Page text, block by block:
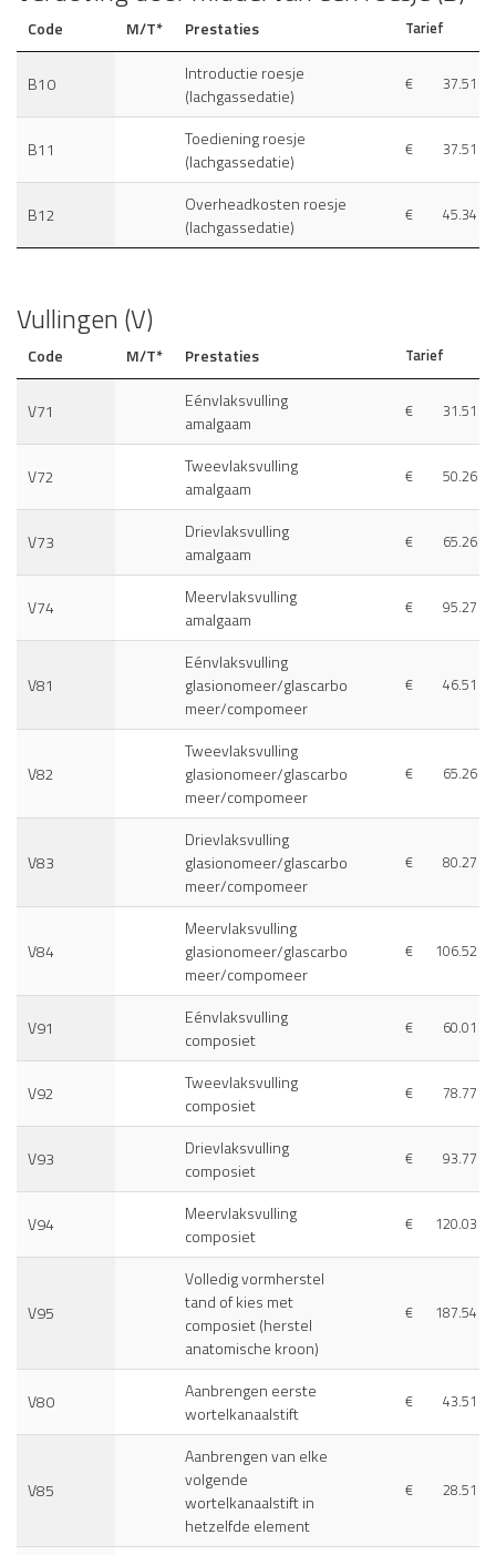
Code M/T* Prestaties Tarief
B10
Introductie roesje
(lachgassedatie)
€ 37.51
B11
Toediening roesje
(lachgassedatie)
€ 37.51
B12
Overheadkosten roesje
(lachgassedatie)
€ 45.34
Vullingen (V)
Code M/T* Prestaties Tarief
V71
Eénvlaksvulling
amalgaam
€ 31.51
V72
Tweevlaksvulling
amalgaam
€ 50.26
V73
Drievlaksvulling
amalgaam
€ 65.26
V74
Meervlaksvulling
amalgaam
€ 95.27
V81
Eénvlaksvulling
glasionomeer/glascarbo
meer/compomeer
€ 46.51
V82
Tweevlaksvulling
glasionomeer/glascarbo
meer/compomeer
€ 65.26
V83
Drievlaksvulling
glasionomeer/glascarbo
meer/compomeer
€ 80.27
V84
Meervlaksvulling
glasionomeer/glascarbo
meer/compomeer
€ 106.52
V91
Eénvlaksvulling
composiet
€ 60.01
V92
Tweevlaksvulling
composiet
€ 78.77
V93
Drievlaksvulling
composiet
€ 93.77
V94
Meervlaksvulling
composiet
€ 120.03
V95
Volledig vormherstel
tand of kies met
composiet (herstel
anatomische kroon)
€ 187.54
V80
Aanbrengen eerste
wortelkanaalstift
€ 43.51
V85
Aanbrengen van elke
volgende
wortelkanaalstift in
hetzelfde element
€ 28.51